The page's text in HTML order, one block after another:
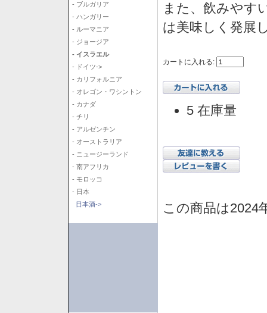
- ブルガリア
- ハンガリー
- ルーマニア
- ジョージア
- イスラエル
- ドイツ->
- カリフォルニア
- オレゴン・ワシントン
- カナダ
- チリ
- アルゼンチン
- オーストラリア
- ニュージーランド
- 南アフリカ
- モロッコ
- 日本
日本酒->
また、飲みやす
は美味しく発展
カートに入れる:
5 在庫量
この商品は2024